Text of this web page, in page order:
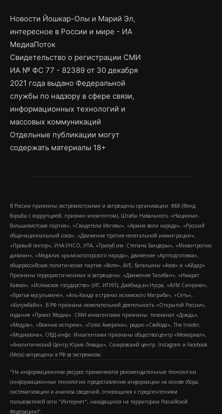
Новости Йошкар-Олы и Марий Эл,
интересное в России и мире - ИА
МедиаПоток
Свидетельство о регистрации СМИ
ИА № ФС 77 - 82389 от 30 декабря
2021 года выдано Федеральной
службы по надзору в сфере связи,
информационных технологий и
массовых коммуникаций
Отдельные публикации могут
содержать материалы 18+
В России признаны экстремистскими и запрещены организации: ФБК (Фонд
борьбы с коррупцией, признан иноагентом), Штабы Навального, «Национал-
большевистская партия», «Свидетели Иеговы», «Армия воли народа», «Русский
общенациональный союз», «Движение против нелегальной иммиграции»,
«Правый сектор», УНА-УНСО, УПА, «Тризуб им. Степана Бандеры», «Мизантропик
дивижн», «Меджлис крымскотатарского народа», движение «Артподготовка»,
общероссийская политическая партия «Воля», АУЕ, батальоны «Азов» и «Айдар».
Признаны террористическими и запрещены: «Движение Талибан», «Имарат
Кавказ», «Исламское государство» (ИГ, ИГИЛ), Джебхад-ан-Нусра, «АУМ Синрике»,
«Братья-мусульмане», «Аль-Каида в странах исламского Магриба», «Сеть»,
«Колумбайн». В РФ признана нежелательной деятельность «Открытой России»,
издания «Проект Медиа». СМИ-иноагентами признаны: телеканал «Дождь»,
«Медуза», «Важные истории», «Голос Америки», радио «Свобода», The Insider,
«Медиазона», ОВД-инфо. Иноагентами признаны общество/центр «Мемориал»,
«Аналитический Центр Юрия Левады», Сахаровский центр. Instagram и Facebook
(Metа) запрещены в РФ за экстремизм.
"На информационном ресурсе применяются рекомендательные технологии
(информационные технологии предоставления информации на основе сбора,
систематизации и анализа сведений, относящихся к предпочтениям
пользователей сети "Интернет", находящихся на территории Российской
Федерации)".